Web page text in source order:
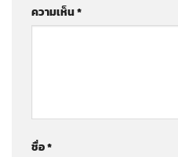
ความเห็น*
ชื่อ*